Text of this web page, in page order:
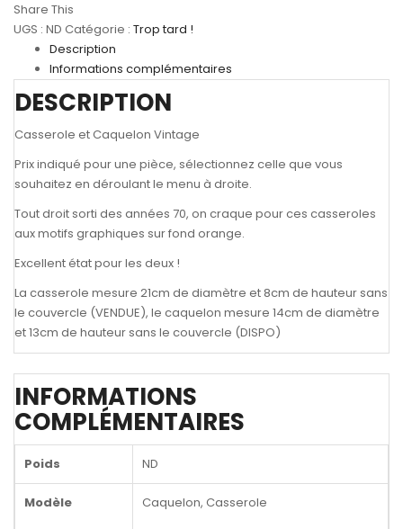
Share This
UGS : ND Catégorie : Trop tard !
Description
Informations complémentaires
DESCRIPTION
Casserole et Caquelon Vintage
Prix indiqué pour une pièce, sélectionnez celle que vous
souhaitez en déroulant le menu à droite.
Tout droit sorti des années 70, on craque pour ces casseroles
aux motifs graphiques sur fond orange.
Excellent état pour les deux !
La casserole mesure 21cm de diamètre et 8cm de hauteur sans
le couvercle (VENDUE), le caquelon mesure 14cm de diamètre
et 13cm de hauteur sans le couvercle (DISPO)
INFORMATIONS
COMPLÉMENTAIRES
Poids ND
Modèle Caquelon, Casserole